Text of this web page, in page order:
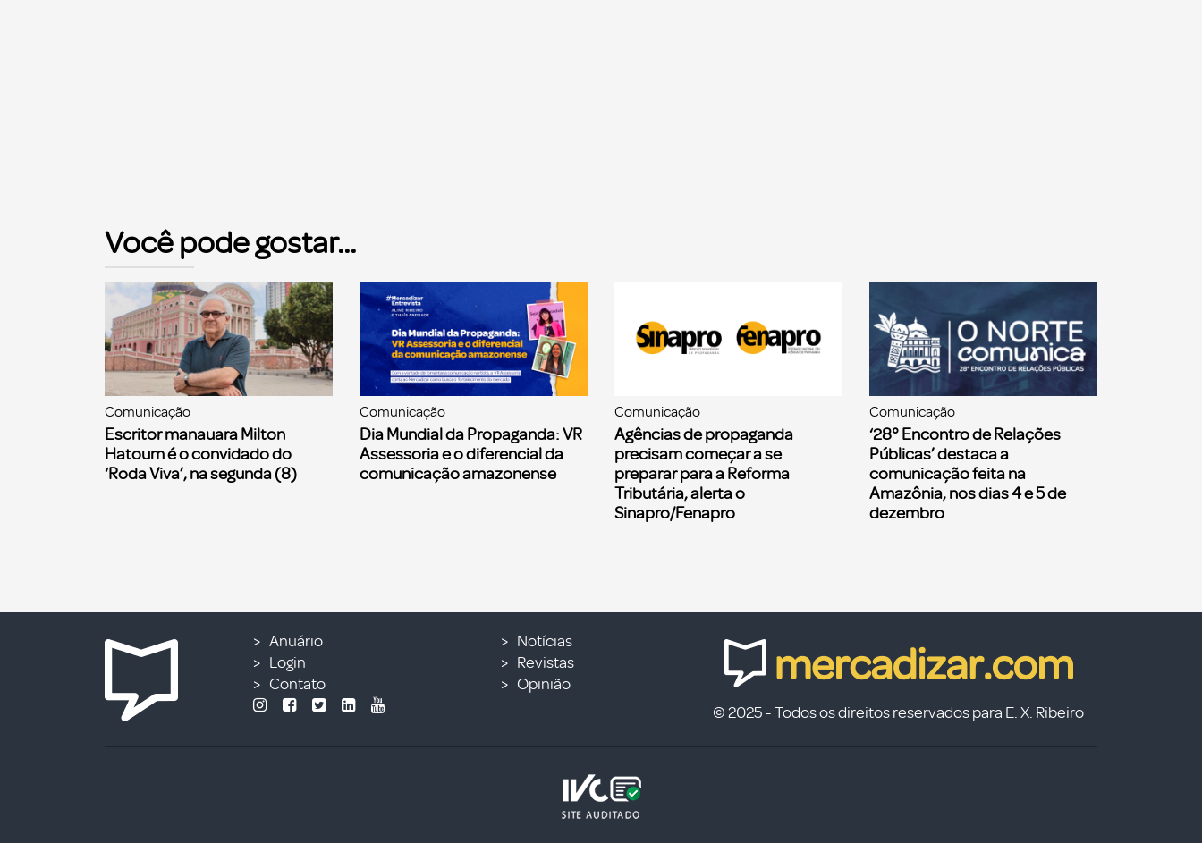
Você pode gostar...
Comunicação
Escritor manauara Milton
Hatoum é o convidado do
‘Roda Viva’, na segunda (8)
Comunicação
Dia Mundial da Propaganda: VR
Assessoria e o diferencial da
comunicação amazonense
Comunicação
Agências de propaganda
precisam começar a se
preparar para a Reforma
Tributária, alerta o
Sinapro/Fenapro
Comunicação
‘28° Encontro de Relações
Públicas’ destaca a
comunicação feita na
Amazônia, nos dias 4 e 5 de
dezembro
Anuário
Login
Contato
Notícias
Revistas
Opinião
© 2025 - Todos os direitos reservados para E. X. Ribeiro